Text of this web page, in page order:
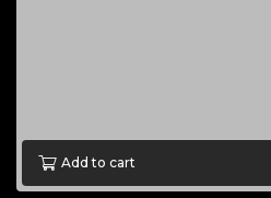
Add to cart